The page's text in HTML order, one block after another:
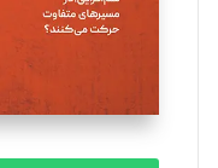
تحریریه
مصطفی
تحریریه